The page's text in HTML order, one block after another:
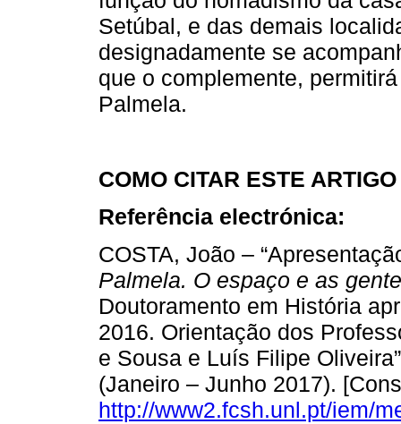
Setúbal, e das demais
designadamente se
que o complemente,
Palmela.
COMO CITAR ESTE ARTIGO
Referência electrónica:
COSTA, João –
Palmela. O espaço e as
Doutoramento em História
2016. Orientação dos
e Sousa e Luís Filipe
(Janeiro – Junho 2017).
http://www2.fcsh.unl.pt/iem/